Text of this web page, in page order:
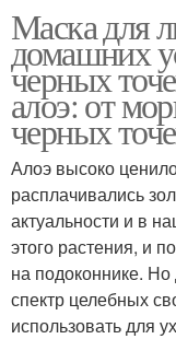
Маска для
домашних
черных
алоэ: от
черных
Алоэ высоко
расплачивались
актуальности и в
этого растения, и
на подоконнике.
спектр целебных
использовать для